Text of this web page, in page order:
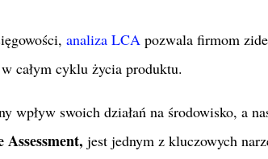
analiza LCA pozwala firmom
całym cyklu życia produktu.
wpływ swoich działań na środowisko, a
Assessment, jest jednym z kluczowych